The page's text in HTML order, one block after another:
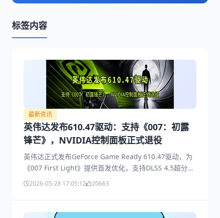
标签内容
最新资讯
英伟达发布610.47驱动：支持《007：初露
锋芒》，NVIDIA控制面板正式退役
英伟达正式发布GeForce Game Ready 610.47驱动，为
《007 First Light》提供首发优化，支持DLSS 4.5超分辨
率和动态多帧生成技术。同时该驱动还新增对《乐高蝙蝠
《坦克世界：HEAT》的DLSS支持，并修复了《如龙8》
《雾锁王国》等游戏的画面闪烁和地形缺失问题。更值得
2026-05-28 17:05:12 20663